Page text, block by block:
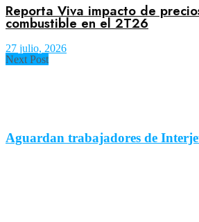
Reporta Viva impacto de
combustible en el 2T26
27 julio, 2026
Next Post
Aguardan trabajadores de